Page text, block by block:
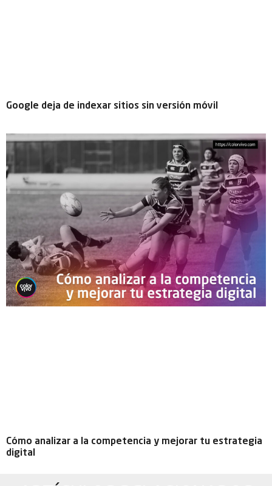
Google deja de indexar sitios sin versión móvil
Cómo analizar a la competencia y mejorar tu estrategia
digital